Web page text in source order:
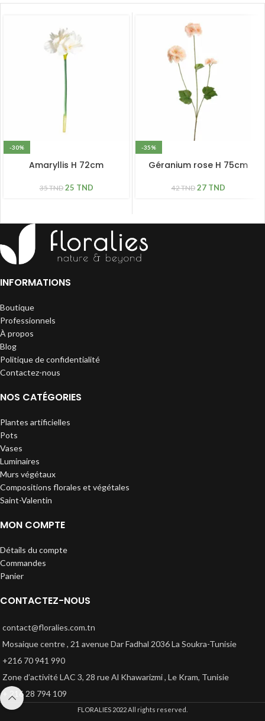
-30%
Amaryllis H 72cm
35TND 25 TND
-35%
Géranium rose H 75cm
42TND 27 TND
INFORMATIONS
Boutique
Professionnels
À propos
Blog
Politique de confidentialité
Contactez-nous
NOS CATÉGORIES
Plantes artificielles
Pots
Vases
Luminaires
Murs végétaux
Compositions florales et végétales
Saint-Valentin
MON COMPTE
Détails du compte
Commandes
Panier
CONTACTEZ-NOUS
contact@floralies.com.tn
Mosaique centre , 21 avenue Dar Fadhal 2036 La Soukra-Tunisie
+216 70 941 990
Zone d’activité LAC 3, 28 rue Al Khawarizmi , Le Kram, Tunisie
+ 216 28 794 109
FLORALIES 2022 All rights reserved.